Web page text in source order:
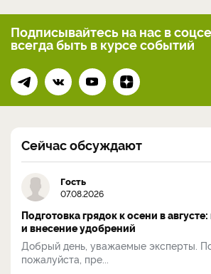
Подписывайтесь на нас в
всегдабыть в курсе событий
Сейчас обсуждают
Гость
07.08.2026
Подготовка грядок к осени в
и внесение удобрений
Добрый день, уважаемые эксперты.
пожалуйста, пре...